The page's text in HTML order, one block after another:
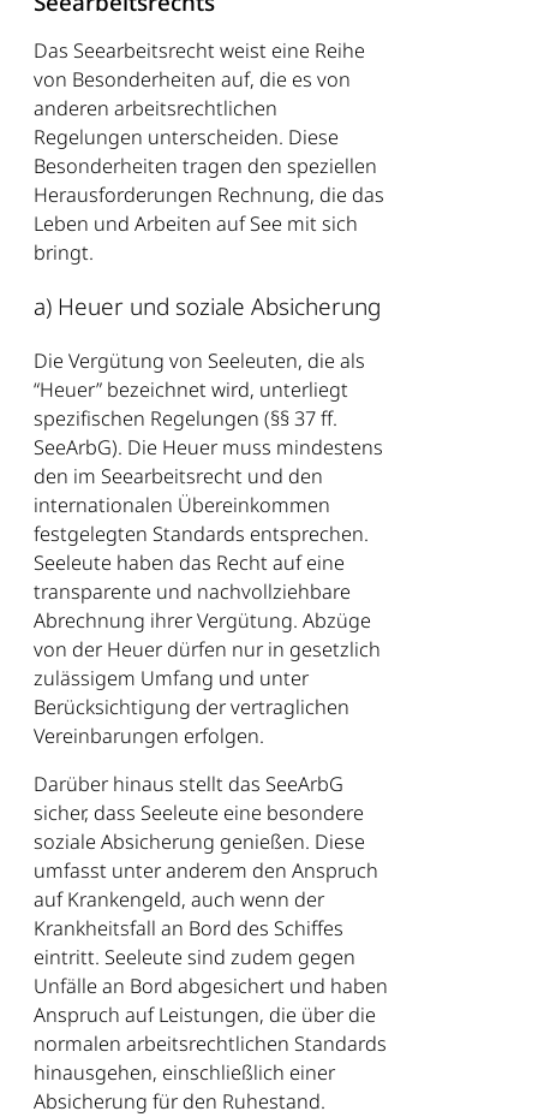
Das Seearbeitsrecht weist eine Reihe
von Besonderheiten auf, die es von
anderen arbeitsrechtlichen
Regelungen unterscheiden. Diese
Besonderheiten tragen den speziellen
Herausforderungen Rechnung, die das
Leben und Arbeiten auf See mit sich
bringt.
a) Heuer und soziale Absicherung
Die Vergütung von Seeleuten, die als
“Heuer” bezeichnet wird, unterliegt
spezifischen Regelungen (§§ 37 ff.
SeeArbG). Die Heuer muss mindestens
den im Seearbeitsrecht und den
internationalen Übereinkommen
festgelegten Standards entsprechen.
Seeleute haben das Recht auf eine
transparente und nachvollziehbare
Abrechnung ihrer Vergütung. Abzüge
von der Heuer dürfen nur in gesetzlich
zulässigem Umfang und unter
Berücksichtigung der vertraglichen
Vereinbarungen erfolgen.
Darüber hinaus stellt das SeeArbG
sicher, dass Seeleute eine besondere
soziale Absicherung genießen. Diese
umfasst unter anderem den Anspruch
auf Krankengeld, auch wenn der
Krankheitsfall an Bord des Schiffes
eintritt. Seeleute sind zudem gegen
Unfälle an Bord abgesichert und haben
Anspruch auf Leistungen, die über die
normalen arbeitsrechtlichen Standards
hinausgehen, einschließlich einer
Absicherung für den Ruhestand.